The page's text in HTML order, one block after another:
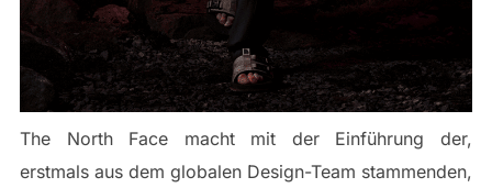
The North Face macht mit der Einführung der,
erstmals aus dem globalen Design-Team stammenden,